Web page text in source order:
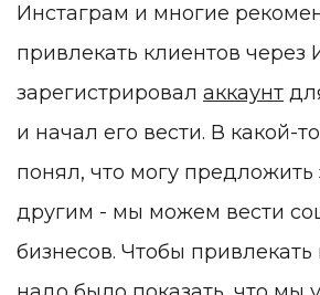
Инстаграм и многие
привлекать клиентов через
зарегистрировал аккаунт
и начал его вести. В какой-
понял, что могу предложить
другим - мы можем вести
бизнесов. Чтобы